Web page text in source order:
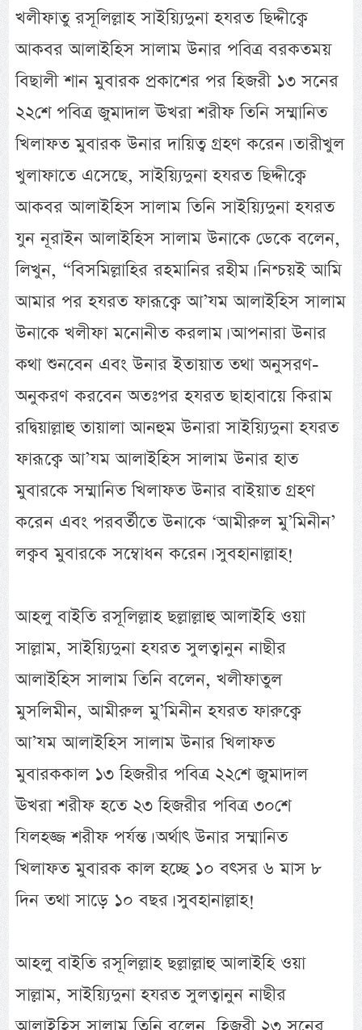
খলীফাতু রসূলিল্লাহ সাইয়্যিদুনা হযরত ছিদ্দীক্বে
আকবর আলাইহিস সালাম উনার পবিত্র বরকতময়
বিছালী শান মুবারক প্রকাশের পর হিজরী ১৩ সনের
২২শে পবিত্র জুমাদাল ঊখরা শরীফ তিনি সম্মানিত
খিলাফত মুবারক উনার দায়িত্ব গ্রহণ করেন। তারীখুল
খুলাফাতে এসেছে, সাইয়্যিদুনা হযরত ছিদ্দীক্বে
আকবর আলাইহিস সালাম তিনি সাইয়্যিদুনা হযরত
যুন নূরাইন আলাইহিস সালাম উনাকে ডেকে বলেন,
লিখুন, “বিসমিল্লাহির রহমানির রহীম। নিশ্চয়ই আমি
আমার পর হযরত ফারূক্বে আ’যম আলাইহিস সালাম
উনাকে খলীফা মনোনীত করলাম। আপনারা উনার
কথা শুনবেন এবং উনার ইতায়াত তথা অনুসরণ-
অনুকরণ করবেন অতঃপর হযরত ছাহাবায়ে কিরাম
রদ্বিয়াল্লাহু তায়ালা আনহুম উনারা সাইয়্যিদুনা হযরত
ফারূক্বে আ’যম আলাইহিস সালাম উনার হাত
মুবারকে সম্মানিত খিলাফত উনার বাইয়াত গ্রহণ
করেন এবং পরবর্তীতে উনাকে ‘আমীরুল মু’মিনীন’
লক্বব মুবারকে সম্বোধন করেন। সুবহানাল্লাহ!
আহলু বাইতি রসূলিল্লাহ ছল্লাল্লাহু আলাইহি ওয়া
সাল্লাম, সাইয়্যিদুনা হযরত সুলত্বানুন নাছীর
আলাইহিস সালাম তিনি বলেন, খলীফাতুল
মুসলিমীন, আমীরুল মু’মিনীন হযরত ফারুক্বে
আ’যম আলাইহিস সালাম উনার খিলাফত
মুবারককাল ১৩ হিজরীর পবিত্র ২২শে জুমাদাল
ঊখরা শরীফ হতে ২৩ হিজরীর পবিত্র ৩০শে
যিলহজ্জ শরীফ পর্যন্ত। অর্থাৎ উনার সম্মানিত
খিলাফত মুবারক কাল হচ্ছে ১০ বৎসর ৬ মাস ৮
দিন তথা সাড়ে ১০ বছর। সুবহানাল্লাহ!
আহলু বাইতি রসূলিল্লাহ ছল্লাল্লাহু আলাইহি ওয়া
সাল্লাম, সাইয়্যিদুনা হযরত সুলত্বানুন নাছীর